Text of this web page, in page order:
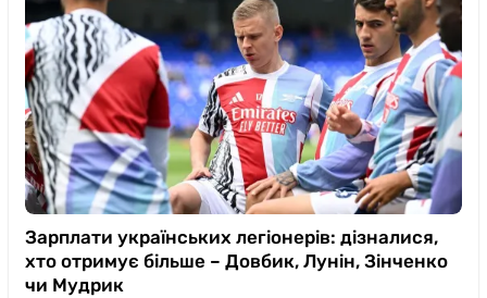
Зарплати українських легіонерів: дізналися,
хто отримує більше – Довбик, Лунін, Зінченко
чи Мудрик